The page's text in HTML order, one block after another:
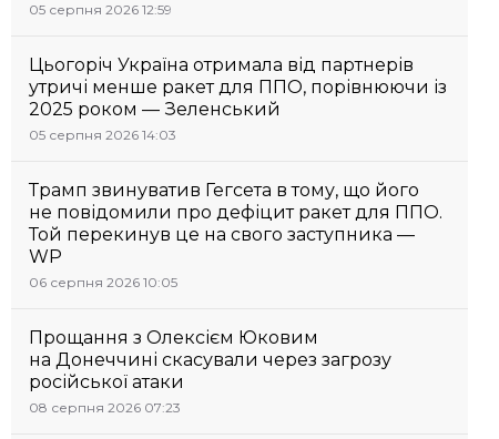
05 серпня 2026 12:59
Цьогоріч Україна отримала від партнерів
утричі менше ракет для ППО, порівнюючи із
2025 роком — Зеленський
05 серпня 2026 14:03
Трамп звинуватив Гегсета в тому, що його
не повідомили про дефіцит ракет для ППО.
Той перекинув це на свого заступника —
WP
06 серпня 2026 10:05
Прощання з Олексієм Юковим
на Донеччині скасували через загрозу
російської атаки
08 серпня 2026 07:23